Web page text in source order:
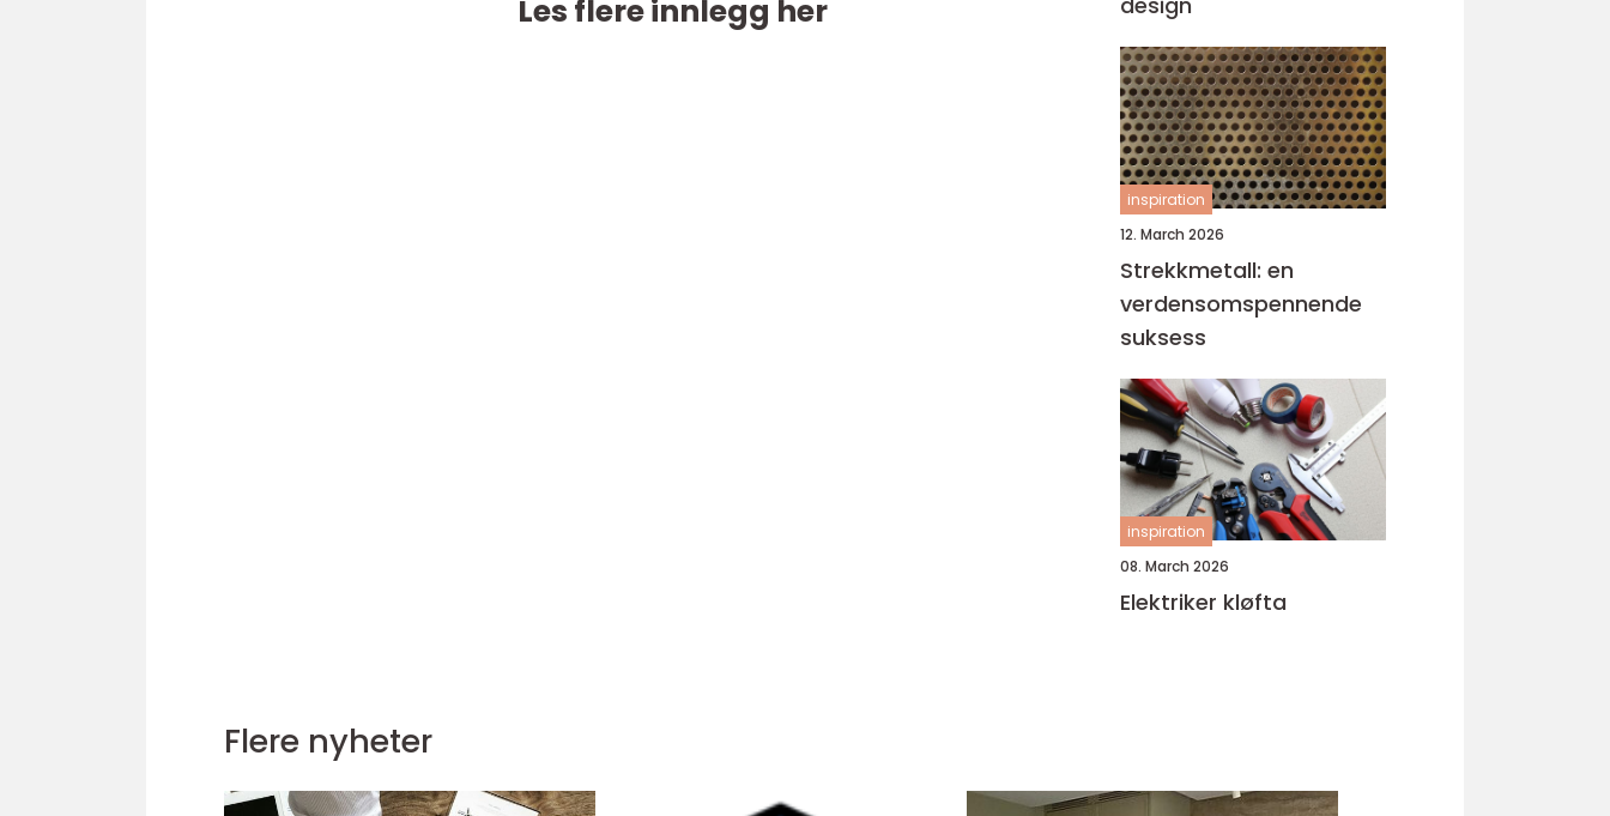
Les flere innlegg her
inspiration
12. March 2026
Strekkmetall: en
verdensomspennende
suksess
inspiration
08. March 2026
Elektriker kløfta
Flere nyheter